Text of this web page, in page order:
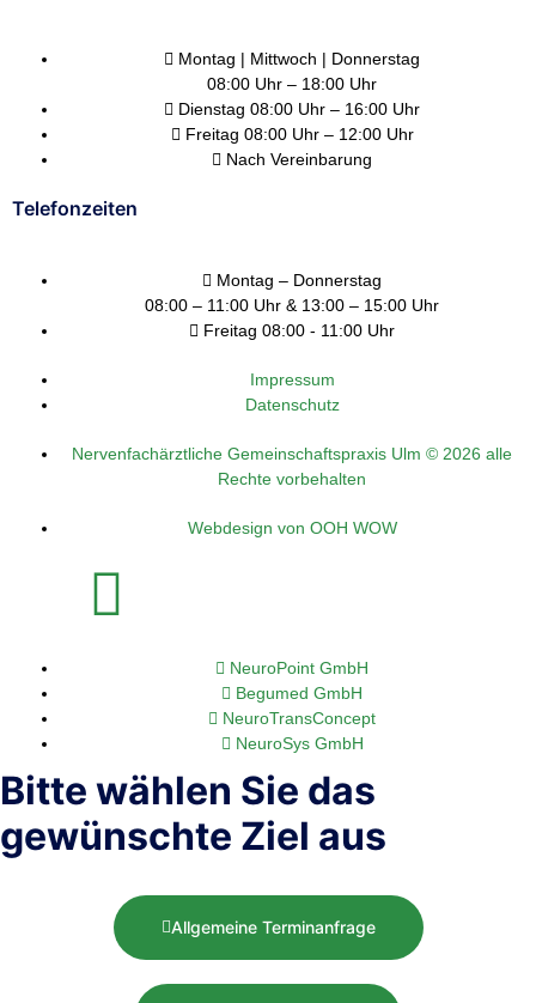
Montag | Mittwoch | Donnerstag
08:00 Uhr – 18:00 Uhr
Dienstag 08:00 Uhr – 16:00 Uhr
Freitag 08:00 Uhr – 12:00 Uhr
Nach Vereinbarung
Telefonzeiten
Montag – Donnerstag
08:00 – 11:00 Uhr & 13:00 – 15:00 Uhr
Freitag 08:00 - 11:00 Uhr
Impressum
Datenschutz
Nervenfachärztliche Gemeinschaftspraxis Ulm © 2026 alle
Rechte vorbehalten
Webdesign von OOH WOW
NeuroPoint GmbH
Begumed GmbH
NeuroTransConcept
NeuroSys GmbH
Bitte wählen Sie das
gewünschte Ziel aus
Allgemeine Terminanfrage